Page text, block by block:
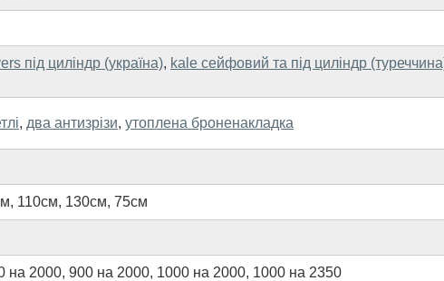
під циліндр (україна), kale сейфовий та під циліндр
, два антизрізи, утоплена броненакладка
, 110см, 130см, 75см
на 2000, 900 на 2000, 1000 на 2000, 1000 на 2350